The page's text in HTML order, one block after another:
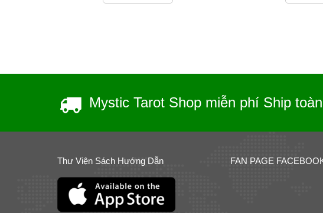
Mystic Tarot Shop miễn phí Ship
Thư Viện Sách Hướng Dẫn FAN PAGE